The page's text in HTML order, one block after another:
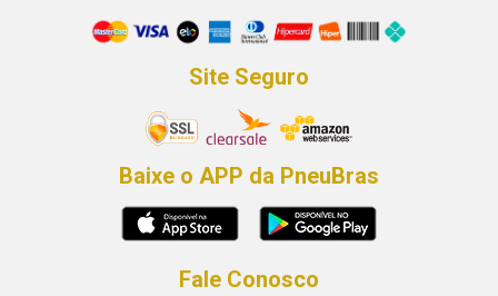
Site Seguro
Baixe o APP da PneuBras
Fale Conosco